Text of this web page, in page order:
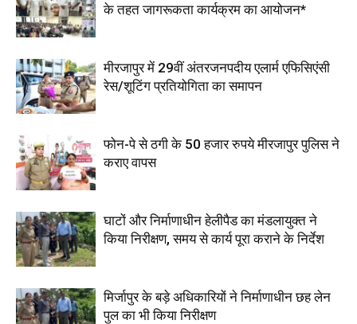
के तहत जागरूकता कार्यक्रम का आयोजन*
मीरजापुर में 29वीं अंतरजनपदीय एलार्म एफिसिएंसी
रेस/शूटिंग प्रतियोगिता का समापन
फोन-पे से ठगी के 50 हजार रुपये मीरजापुर पुलिस ने
कराए वापस
घाटों और निर्माणाधीन हेलीपैड का मंडलायुक्त ने
किया निरीक्षण, समय से कार्य पूरा कराने के निर्देश
मिर्जापुर के बड़े अधिकारियों ने निर्माणाधीन छह लेन
पुल का भी किया निरीक्षण